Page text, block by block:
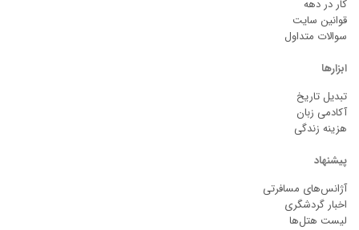
کار در دهه
قوانین سایت
سوالات متداول
ابزارها
تبدیل تاریخ
آکادمی زبان
هزینه زندگی
پیشنهاد
آژانس‌های مسافرتی
اخبار گردشگری
لیست هتل‌ها